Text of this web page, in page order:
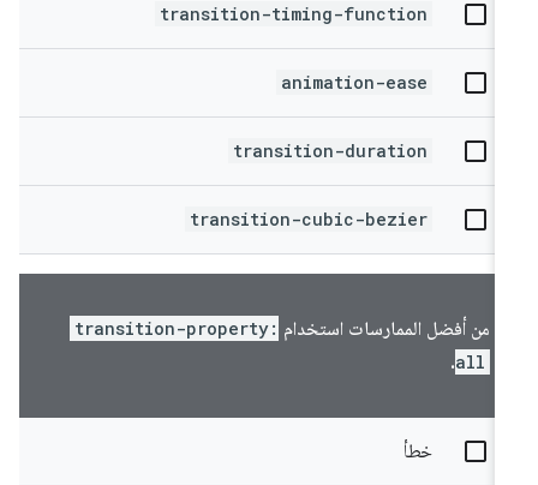
transition-timing-function
animation-ease
transition-duration
transition-cubic-bezier
من أفضل الممارسات استخدامtransition-property:
.